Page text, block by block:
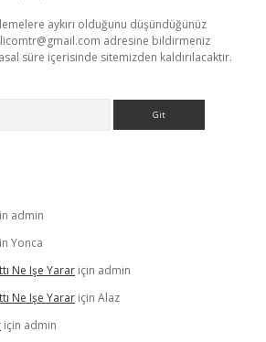
aykırı olduğunu düşündüğünüz
adresine bildirmeniz
süre içerisinde sitemizden kaldırılacaktır.
admin
Yonca
Ne Işe Yarar için admin
Ne Işe Yarar için Alaz
için admin